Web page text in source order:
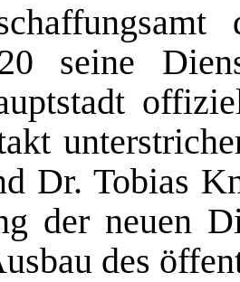
seine
Dr. Tobias
der neuen
des